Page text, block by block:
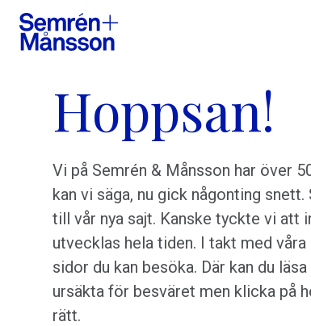
Hoppsan!
Vi på Semrén & Månsson har över
kan vi säga, nu gick någonting
till vår nya sajt. Kanske tyckte vi att
utvecklas hela tiden. I takt med
sidor du kan besöka. Där kan du
ursäkta för besväret men klicka på
rätt.